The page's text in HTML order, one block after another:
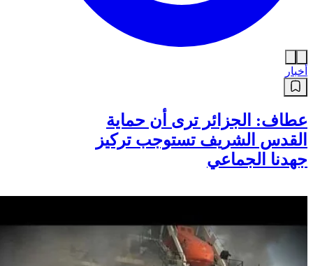
أخبار
عطاف: الجزائر ترى أن حماية
القدس الشريف تستوجب تركيز
جهدنا الجماعي